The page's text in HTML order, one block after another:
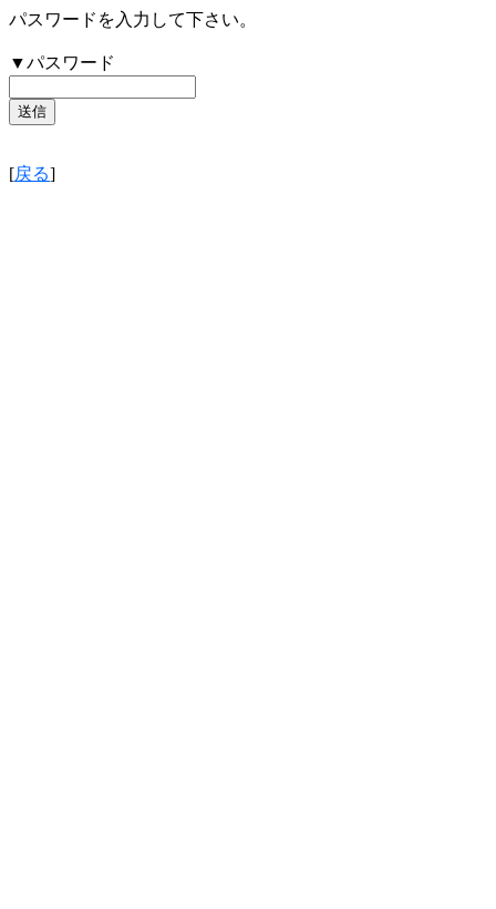
パスワードを入力して下さい。
▼パスワード
[戻る]